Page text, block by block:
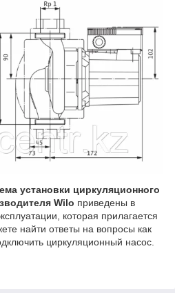
установки циркуляционного
Wilo приведены в
которая прилагается
найти ответы на вопросы как
циркуляционный насос.